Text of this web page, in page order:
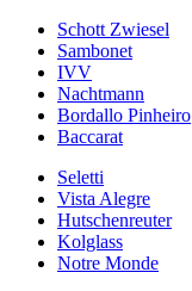
Schott Zwiesel
Sambonet
IVV
Nachtmann
Bordallo Pinheiro
Baccarat
Seletti
Vista Alegre
Hutschenreuter
Kolglass
Notre Monde